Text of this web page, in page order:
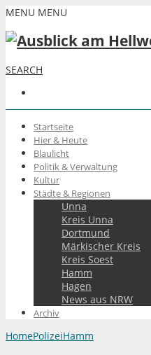
MENU MENU
SEARCH
Startseite
Hier & Heute
Blaulicht
Politik & Verwaltung
Kultur
Städte & Regionen
Unna
Kreis Unna
Dortmund
Märkischer Kreis
Kreis Soest
Hamm
Hagen
News aus NRW
Archiv
HomePolizeiHamm